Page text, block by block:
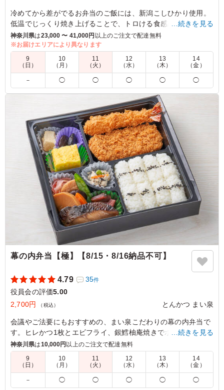
冷めてから差がでるお弁当のご飯には、新潟こしひかり使用。
低温でじっくり焼き上げることで、トロける食感に仕上げまし
た。手作り惣菜とご飯はわけた2段のお弁当は、会議の席にぴ
ったり。
5.0
炙り銀鮭は香ばしく脂がのってとろける美味しさ。煮物は
やさしい味わいで、卵焼きはふんわり甘く、どれも丁寧に
作られていました！ 全体の味のバランスがよく、最後ま
で飽きずに楽しめる満足のお弁当です。また別のお弁当も
食べたいです。
ご利用シーン：会議・セミナー›役員会
東京都千代田区四番町2025/10/23
…続きを見る
神奈川県は23,000 〜 41,000円 以上のご注文で配達無料
※お届けエリアにより異なります
9
（日）
10
（月）
11
（火）
12
（水）
13
（木）
14
（金）
－ ◯ ◯ ◯ ◯ ◯
幕の内弁当【極】【8/15・8/16納品不可】
4.79 35件
役員会の評価5.00
2,700円
（税込） とんかつ まい泉
会議やご法要にもおすすめの、まい泉こだわりの幕の内弁当で
す。ヒレかつ1枚とエビフライ、銀鱈柚庵焼きでボリュームも
満点です。
※350mlペットボトル茶(サントリー伊右衛門)がメーカー都合
により終売となります。280mlペットボトル茶(サントリー伊右
衛門)に変更となります。
…続きを見る
神奈川県は10,000円 以上のご注文で配達無料
9
（日）
10
（月）
11
（火）
12
（水）
13
（木）
14
（金）
－ ◯ ◯ ◯ ◯ ◯